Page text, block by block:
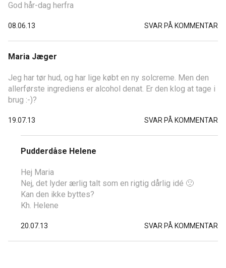
God hår-dag herfra
08.06.13 SVAR PÅ KOMMENTAR
Maria Jæger
Jeg har tør hud, og har lige købt en ny solcreme. Men den
allerførste ingrediens er alcohol denat. Er den klog at tage i
brug :-)?
19.07.13 SVAR PÅ KOMMENTAR
Pudderdåse Helene
Hej Maria
Nej, det lyder ærlig talt som en rigtig dårlig idé 🙁
Kan den ikke byttes?
Kh. Helene
20.07.13 SVAR PÅ KOMMENTAR